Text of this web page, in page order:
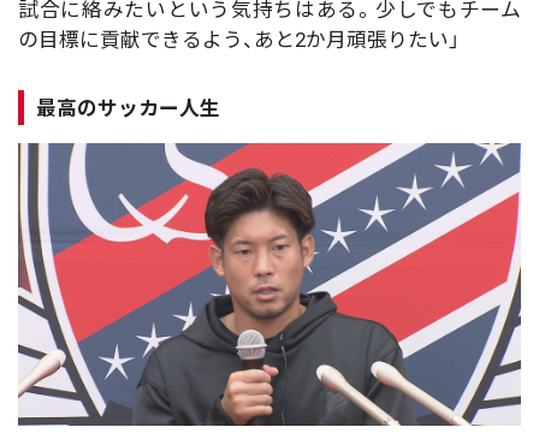
試合に絡みたいという気持ちはある。少しでもチーム
の目標に貢献できるよう、あと2か月頑張りたい」
最高のサッカー人生